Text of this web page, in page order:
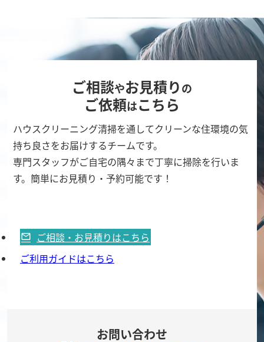
ご相談やお見積りの
ご依頼はこちら
ハウスクリーニング清掃を通してクリーンな住環境の気
持ち良さをお届けするチームです。
専門スタッフがご自宅の隅々まで丁寧に掃除を行いま
す。簡単にお見積り・予約可能です！
ご相談・お見積りはこちら
ご利用ガイドはこちら
お問い合わせ